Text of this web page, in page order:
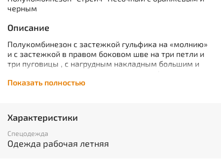
черным
Описание
Полукомбинезон с застежкой гульфика на «молнию»
и с застежкой в правом боковом шве на три петли и
три пуговицы , с нагрудным накладным большим и
боковыми внутренними карманами, с накладным
карманами с клапанами , и карманом для
инструментов, по спинке вставлена резинка.
Характеристики
Вид изделия: Полукомбинезон
Показать полностью
Характеристики
Спецодежда
Одежда рабочая летняя